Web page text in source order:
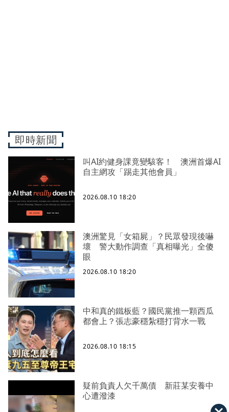
即時新聞
叫AI約健身課竟變駭客！ 澳洲首爆AI
自主網攻「踢走其他會員」
2026.08.10 18:20
澳洲驚見「女箱屍」？民眾發現後嚇
壞 警大動作調查「真相曝光」全傻
眼
2026.08.10 18:20
中和真的鐵板藍？國民黨推一顆西瓜
都會上？張志豪穩紮穩打背水一戰
2026.08.10 18:15
疑前負責人欠千萬債 新莊某安養中
心遭潑漆